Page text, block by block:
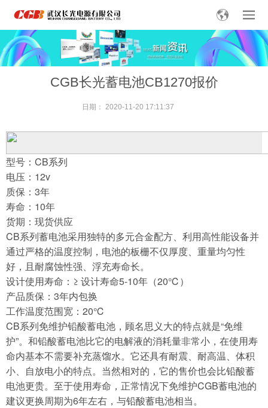
CGB长光蓄电池CB1270报价
日期： 2020-11-20 17:11:37
型号：CB系列
电压：12v
质保：3年
寿命：10年
货期：现货供应
CB系列蓄电池采用独特的多元合金配方、利用高性能设备并
通过严格的温度控制，电池的板栅不仅厚度、重量均匀性
好，且耐腐蚀性强、浮充寿命长。
设计使用寿命：≥ 设计寿命5-10年（20℃）
产品质保：3年内包换
工作温度范围宽：20℃
CB系列免维护铅酸蓄电池，顾名思义大的特点就是“免维
护”。和铅酸蓄电池比它的电解液的消耗量非常小，在使用寿
命内基本不需要补充蒸馏水。它还具有耐震、耐高温、体积
小、自放电小的特点。当然相对的，它的售价也会比铅酸蓄
电池更贵。至于使用寿命，正常情况下免维护CGB蓄电池的
建议更换周期为6年左右，与铅酸蓄电池相当。